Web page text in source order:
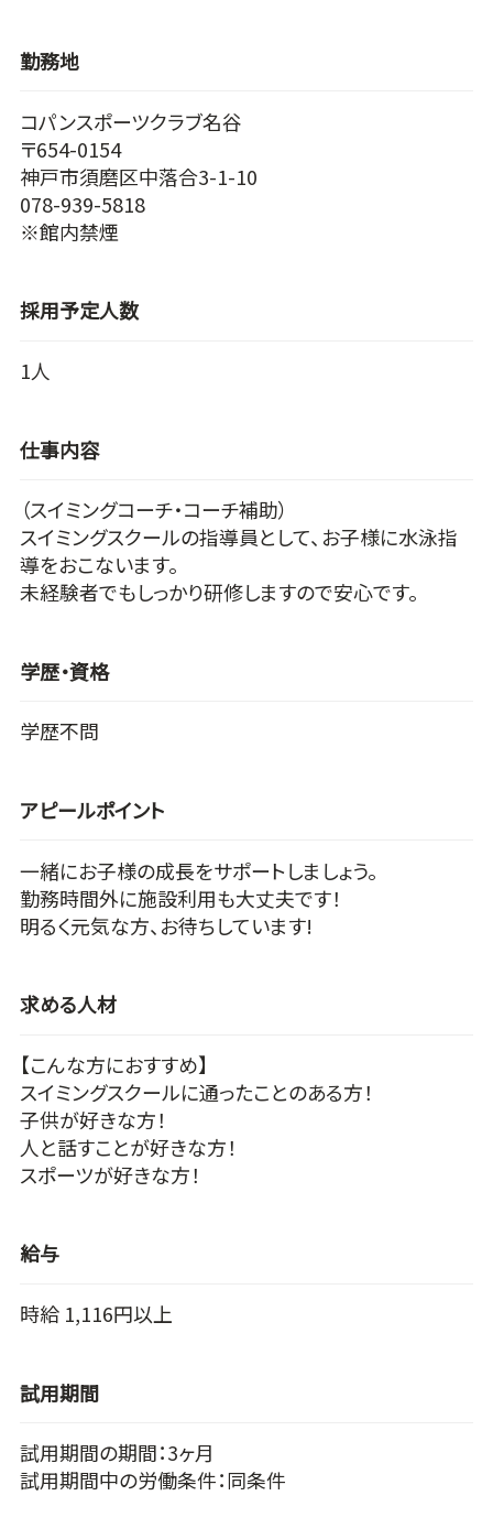
勤務地
コパンスポーツクラブ名谷
〒654-0154
神戸市須磨区中落合3-1-10
078-939-5818
※館内禁煙
採用予定人数
1人
仕事内容
（スイミングコーチ・コーチ補助）
スイミングスクールの指導員として、お子様に水泳指
導をおこないます。
未経験者でもしっかり研修しますので安心です。
学歴・資格
学歴不問
アピールポイント
一緒にお子様の成長をサポートしましょう。
勤務時間外に施設利用も大丈夫です！
明るく元気な方、お待ちしています!
求める人材
【こんな方におすすめ】
スイミングスクールに通ったことのある方！
子供が好きな方！
人と話すことが好きな方！
スポーツが好きな方！
給与
時給 1,116円以上
試用期間
試用期間の期間：3ヶ月
試用期間中の労働条件：同条件